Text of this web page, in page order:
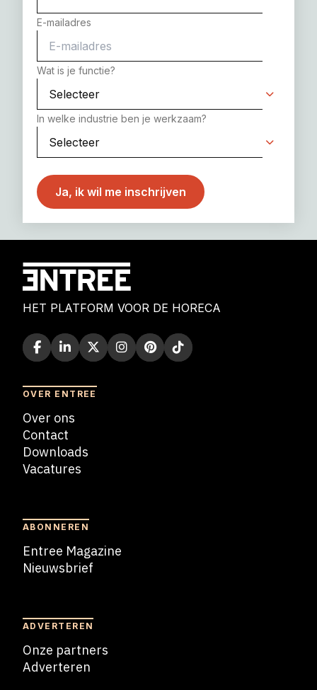
E-mailadres
Wat is je functie?
In welke industrie ben je werkzaam?
HET PLATFORM VOOR DE HORECA
OVER ENTREE
Over ons
Contact
Downloads
Vacatures
ABONNEREN
Entree Magazine
Nieuwsbrief
ADVERTEREN
Onze partners
Adverteren